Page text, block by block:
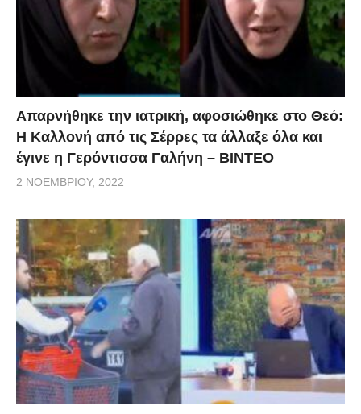
Απαρνήθηκε την ιατρική, αφοσιώθηκε στο Θεό:
Η Καλλονή από τις Σέρρες τα άλλαξε όλα και
έγινε η Γερόντισσα Γαλήνη – ΒΙΝΤΕΟ
2 ΝΟΕΜΒΡΊΟΥ, 2022